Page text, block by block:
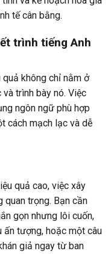
tế cân bằng.
trình tiếng Anh
quả không chỉ nằm ở
trình bày nó. Việc
ngôn ngữ phù hợp
cách mạch lạc và dễ
quả cao, việc xây
trọng. Bạn cần
gọn nhưng lôi cuốn,
ấn tượng, hoặc một câu
giả ngay từ ban